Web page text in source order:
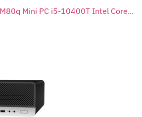
Mini PC i5-10400T Intel Core...